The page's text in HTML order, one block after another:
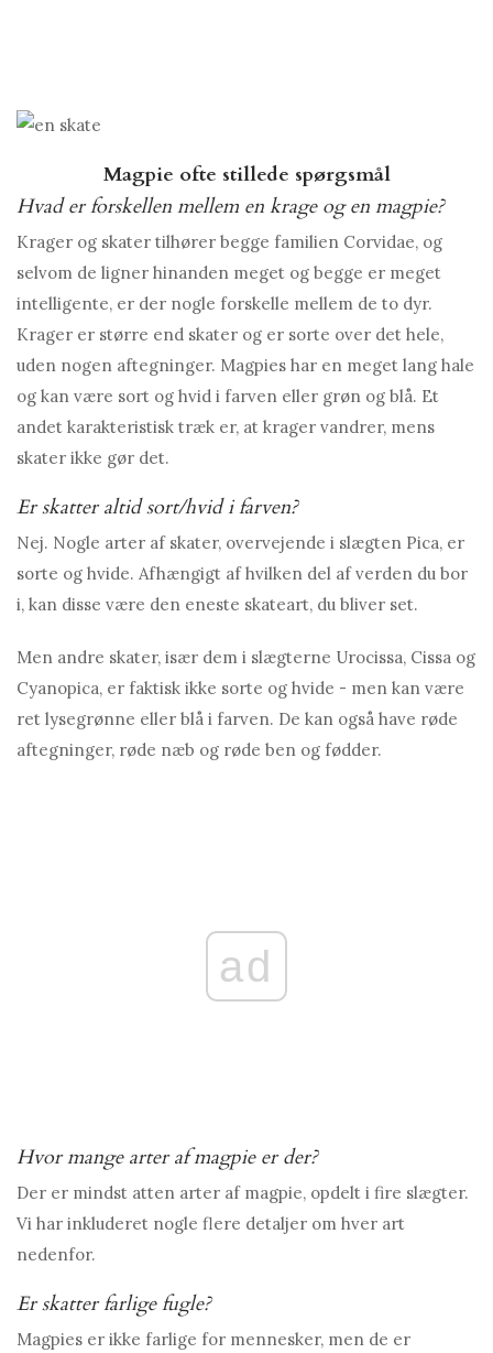
Magpie ofte stillede spørgsmål
Hvad er forskellen mellem en krage og en magpie?
Krager og skater tilhører begge familien Corvidae, og
selvom de ligner hinanden meget og begge er meget
intelligente, er der nogle forskelle mellem de to dyr.
Krager er større end skater og er sorte over det hele,
uden nogen aftegninger. Magpies har en meget lang hale
og kan være sort og hvid i farven eller grøn og blå. Et
andet karakteristisk træk er, at krager vandrer, mens
skater ikke gør det.
Er skatter altid sort/hvid i farven?
Nej. Nogle arter af skater, overvejende i slægten Pica, er
sorte og hvide. Afhængigt af hvilken del af verden du bor
i, kan disse være den eneste skateart, du bliver set.
Men andre skater, især dem i slægterne Urocissa, Cissa og
Cyanopica, er faktisk ikke sorte og hvide - men kan være
ret lysegrønne eller blå i farven. De kan også have røde
aftegninger, røde næb og røde ben og fødder.
ad
Hvor mange arter af magpie er der?
Der er mindst atten arter af magpie, opdelt i fire slægter.
Vi har inkluderet nogle flere detaljer om hver art
nedenfor.
Er skatter farlige fugle?
Magpies er ikke farlige for mennesker, men de er